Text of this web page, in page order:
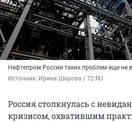
Нефтепром России таких проблем еще не
Источник: Ирина Шарова / 72.RU
Россия столкнулась с
кризисом, охватившим